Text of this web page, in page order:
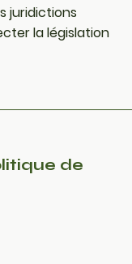
juridictions
la législation
de